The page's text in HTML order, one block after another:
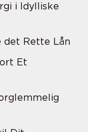
i Idylliske
det Rette Lån
Et